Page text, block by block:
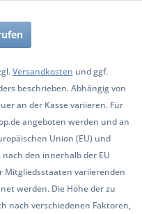
Versandkosten und ggf.
beschrieben. Abhängig von
an der Kasse variieren. Für
angeboten werden und an
Union (EU) und
den innerhalb der EU
Mitgliedsstaaten variierenden
werden. Die Höhe der zu
nach verschiedenen Faktoren,